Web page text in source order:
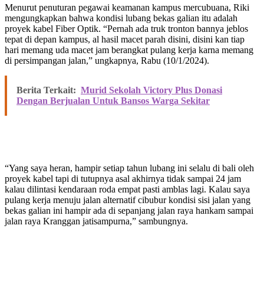
Menurut penuturan pegawai keamanan kampus mercubuana, Riki
mengungkapkan bahwa kondisi lubang bekas galian itu adalah
proyek kabel Fiber Optik. “Pernah ada truk tronton bannya jeblos
tepat di depan kampus, al hasil macet parah disini, disini kan tiap
hari memang uda macet jam berangkat pulang kerja karna memang
di persimpangan jalan,” ungkapnya, Rabu (10/1/2024).
Berita Terkait: Murid Sekolah Victory Plus Donasi
Dengan Berjualan Untuk Bansos Warga Sekitar
“Yang saya heran, hampir setiap tahun lubang ini selalu di bali oleh
proyek kabel tapi di tutupnya asal akhirnya tidak sampai 24 jam
kalau dilintasi kendaraan roda empat pasti amblas lagi. Kalau saya
pulang kerja menuju jalan alternatif cibubur kondisi sisi jalan yang
bekas galian ini hampir ada di sepanjang jalan raya hankam sampai
jalan raya Kranggan jatisampurna,” sambungnya.